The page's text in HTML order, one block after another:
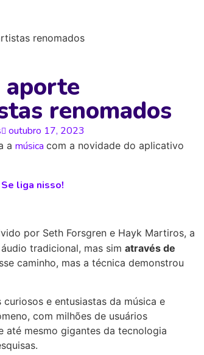
renomados
renomados
outubro 17, 2023
a música com a novidade do aplicativo
Se liga nisso!
por Seth Forsgren e Hayk Martiros, a
tradicional, mas sim através de
caminho, mas a técnica demonstrou
e entusiastas da música e
com milhões de usuários
mesmo gigantes da tecnologia